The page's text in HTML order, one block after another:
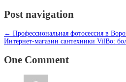
Post navigation
← Профессиональная фотосессия в
Интернет-магазин сантехники VilBo:
One Comment